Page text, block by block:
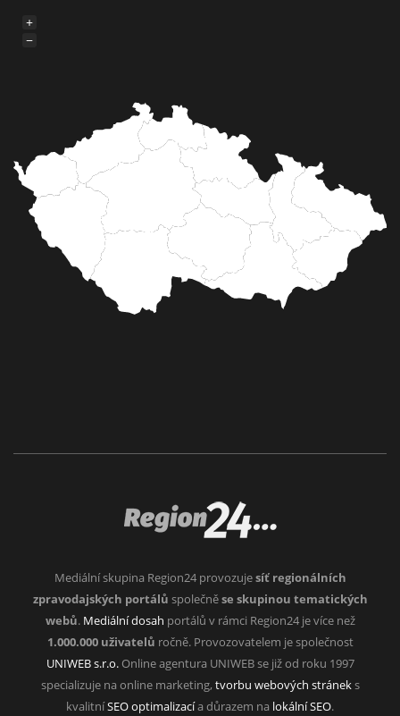
+
−
Mediální skupina Region24 provozujesíť regionálních
zpravodajských portálů společněse skupinou tematických
webů. Mediální dosah portálů v rámci Region24 je více než
1.000.000 uživatelů ročně. Provozovatelem je společnost
UNIWEB s.r.o.Online agentura UNIWEB se již od roku 1997
specializuje na online marketing, tvorbu webových stráneks
kvalitníSEO optimalizacía důrazem na lokální SEO.